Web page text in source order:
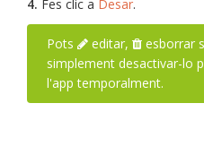
4. Fes clic a Desar.
Pots editar,
esborrar
simplement desactivar-lo
l'app temporalment.